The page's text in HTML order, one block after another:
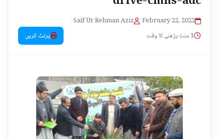
February 22, 2022
•
Saif Ur Rehman Aziz
•
1 منٹ پڑھنے کا وقت
پرنٹ کریں